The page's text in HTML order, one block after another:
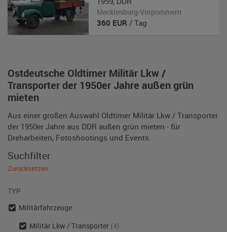
Ostdeutsche Oldtimer Militär Lkw /
Transporter der 1950er Jahre außen grün
mieten
Aus einer großen Auswahl Oldtimer Militär Lkw / Transporter
der 1950er Jahre aus DDR außen grün mieten - für
Dreharbeiten, Fotoshootings und Events.
Mecklenburg-Vorpommern
360 EUR / Tag
Suchfilter
Zurücksetzen
TYP
Militärfahrzeuge
Militär Lkw / Transporter (4)